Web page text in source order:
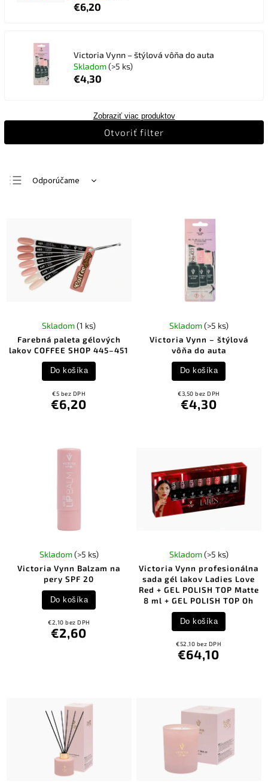
€6,20
Victoria Vynn – štýlová vôňa do auta
Skladom(>5 ks)
€4,30
Zobraziť viac produktov
Odporúčame
Najpredávanejšie
Abecedne
Otvoriť filter
Farebná paleta gélových
lakov COFFEE SHOP 445–451
Skladom(1 ks)
€5 bez DPH
€6,20
Do košíka
Victoria Vynn – štýlová
vôňa do auta
Skladom(>5 ks)
€3,50 bez DPH
€4,30
Do košíka
Victoria Vynn Balzam na
pery SPF 20
Skladom(>5 ks)
€2,10 bez DPH
€2,60
Do košíka
Victoria Vynn profesionálna
sada gél lakov Ladies Love
Red + GEL POLISH TOP Matte
8 ml + GEL POLISH TOP Oh
Skladom(>5 ks)
€52,10 bez DPH
€64,10
Do košíka